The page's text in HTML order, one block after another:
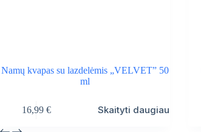
Namų kvapas su lazdelėmis „VELVET” 50
ml
16,99 € Skaityti daugiau